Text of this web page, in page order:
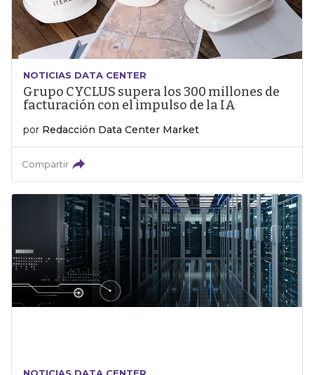
NOTICIAS DATA CENTER
Grupo CYCLUS supera los 300 millones de
facturación con el impulso de la IA
por Redacción Data Center Market
Compartir